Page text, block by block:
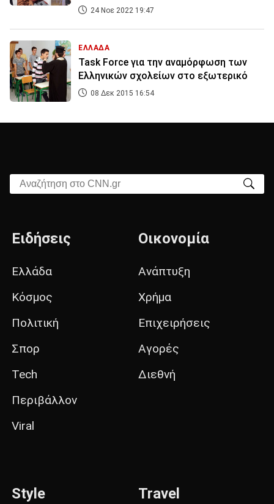
24 Νοε 2022 19:47
ΕΛΛΑΔΑ
Task Force για την αναμόρφωση των
Ελληνικών σχολείων στο εξωτερικό
08 Δεκ 2015 16:54
Αναζήτηση στο CNN.gr
Ειδήσεις
Ελλάδα
Κόσμος
Πολιτική
Σπορ
Tech
Περιβάλλον
Viral
Οικονομία
Ανάπτυξη
Χρήμα
Επιχειρήσεις
Αγορές
Διεθνή
Style Travel